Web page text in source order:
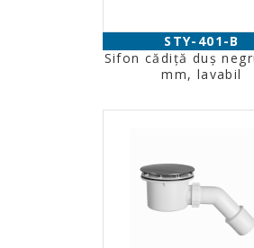
STY-401-B
Sifon cădiţă duş
mm, lavabil